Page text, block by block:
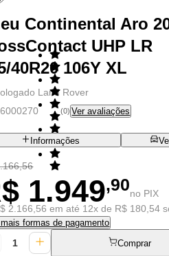
Continental Aro
UHP LR
40R20 106Y XL
Land Rover
(0) Ver avaliações
Informações
1.949,90no PIX
2.166,56 em até 12x de R$ 180,54
formas de pagamento
Comprar